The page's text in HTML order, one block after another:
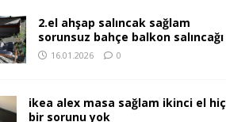
2.el ahşap salıncak sağlam
sorunsuz bahçe balkon salıncağı
16.01.2026 0
ikea alex masa sağlam ikinci el hiç
bir sorunu yok